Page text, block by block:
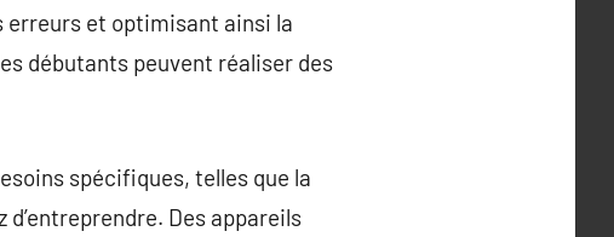
erreurs et optimisant ainsi la
débutants peuvent réaliser des
spécifiques, telles que la
Des appareils